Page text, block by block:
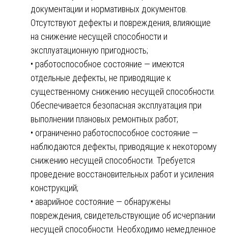
документации и нормативных документов.
Отсутствуют дефекты и повреждения, влияющие
на снижение несущей способности и
эксплуатационную пригодность;
• работоспособное состояние — имеются
отдельные дефекты, не приводящие к
существенному снижению несущей способности.
Обеспечивается безопасная эксплуатация при
выполнении плановых ремонтных работ;
• ограниченно работоспособное состояние —
наблюдаются дефекты, приводящие к некоторому
снижению несущей способности. Требуется
проведение восстановительных работ и усиления
конструкций;
• аварийное состояние — обнаружены
повреждения, свидетельствующие об исчерпании
несущей способности. Необходимо немедленное